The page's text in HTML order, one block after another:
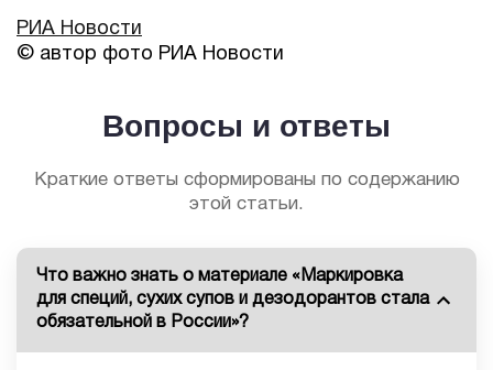
РИА Новости
© автор фото РИА Новости
Вопросы и ответы
Краткие ответы сформированы по содержанию
этой статьи.
Что важно знать о материале «Маркировка
для специй, сухих супов и дезодорантов стала
обязательной в России»?